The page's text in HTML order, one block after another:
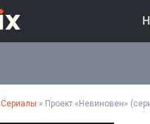
Сериалы » Проект «Невиновен»